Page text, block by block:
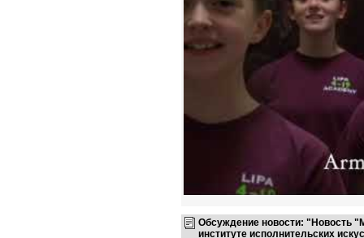
Обсуждение новости: "Новость
институте исполнительских